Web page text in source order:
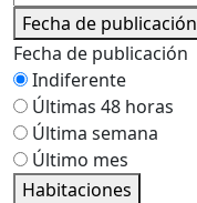
Fecha de publicación
Fecha de publicación
Indiferente
Últimas 48 horas
Última semana
Último mes
Habitaciones